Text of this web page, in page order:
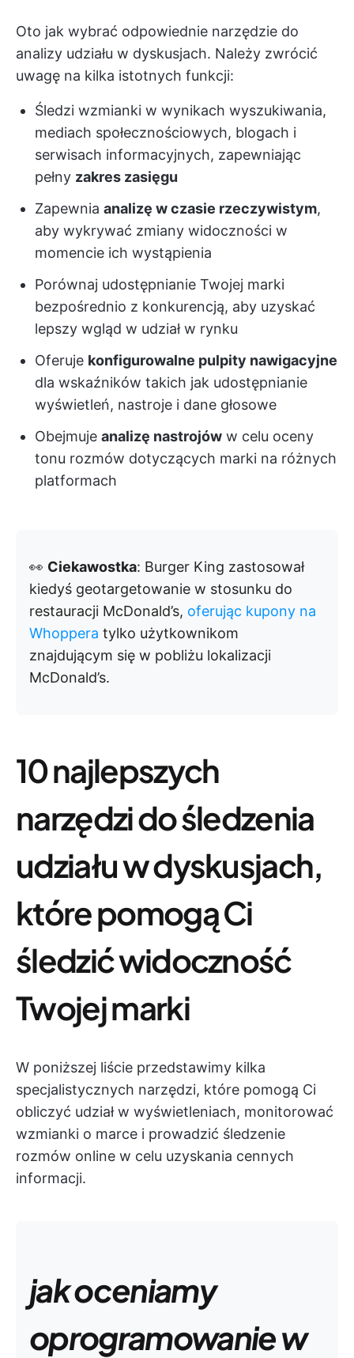
Oto jak wybrać odpowiednie narzędzie do
analizy udziału w dyskusjach. Należy zwrócić
uwagę na kilka istotnych funkcji:
Śledzi wzmianki w wynikach wyszukiwania,
mediach społecznościowych, blogach i
serwisach informacyjnych, zapewniając
pełny zakres zasięgu
Zapewnia analizę w czasie rzeczywistym,
aby wykrywać zmiany widoczności w
momencie ich wystąpienia
Porównaj udostępnianie Twojej marki
bezpośrednio z konkurencją, aby uzyskać
lepszy wgląd w udział w rynku
Oferuje konfigurowalne pulpity nawigacyjne
dla wskaźników takich jak udostępnianie
wyświetleń, nastroje i dane głosowe
Obejmuje analizę nastrojów w celu oceny
tonu rozmów dotyczących marki na różnych
platformach
👀 Ciekawostka: Burger King zastosował
kiedyś geotargetowanie w stosunku do
restauracji McDonald’s, oferując kupony na
Whoppera tylko użytkownikom
znajdującym się w pobliżu lokalizacji
McDonald’s.
10 najlepszych
narzędzi do śledzenia
udziału w dyskusjach,
które pomogą Ci
śledzić widoczność
Twojej marki
W poniższej liście przedstawimy kilka
specjalistycznych narzędzi, które pomogą Ci
obliczyć udział w wyświetleniach, monitorować
wzmianki o marce i prowadzić śledzenie
rozmów online w celu uzyskania cennych
informacji.
jak oceniamy
oprogramowanie w